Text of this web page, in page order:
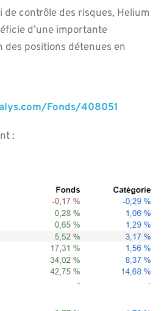
de contrôle des risques, Helium
d’une importante
des positions détenues en
Fonds/408051
: